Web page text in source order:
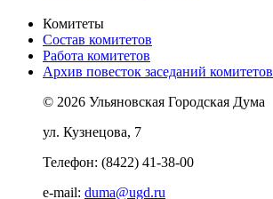
Комитеты
Состав комитетов
Работа комитетов
Архив повесток заседаний комитетов
© 2026 Ульяновская Городская Дума
ул. Кузнецова, 7
Телефон: (8422) 41-38-00
e-mail: duma@ugd.ru